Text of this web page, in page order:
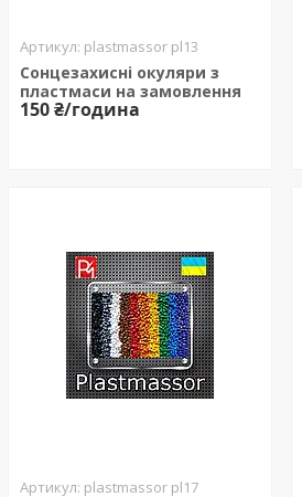
plastmassor pl13
Сонцезахисні окуляри з
пластмаси на замовлення
150 ₴/година
plastmassor pl17